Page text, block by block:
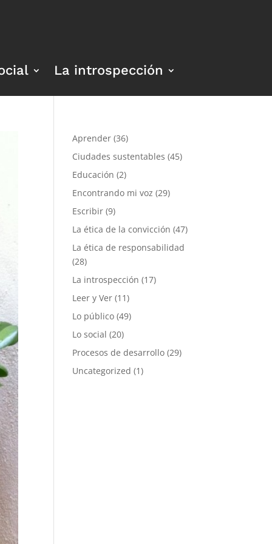
La introspección
Aprender (36)
Ciudades sustentables (45)
Educación (2)
Encontrando mi voz (29)
Escribir (9)
La ética de la convicción (47)
La ética de responsabilidad
(28)
La introspección (17)
Leer y Ver (11)
Lo público (49)
Lo social (20)
Procesos de desarrollo (29)
Uncategorized (1)